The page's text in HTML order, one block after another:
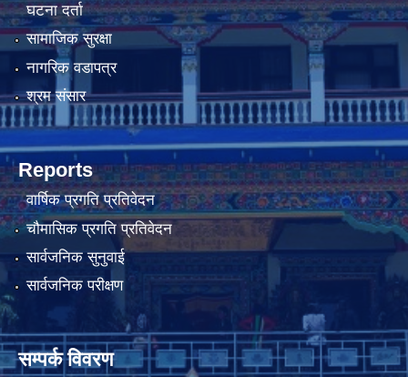
घटना दर्ता
सामाजिक सुरक्षा
नागरिक वडापत्र
श्रम संसार
Reports
वार्षिक प्रगति प्रतिवेदन
चौमासिक प्रगति प्रतिवेदन
सार्वजनिक सुनुवाई
सार्वजनिक परीक्षण
सम्पर्क विवरण